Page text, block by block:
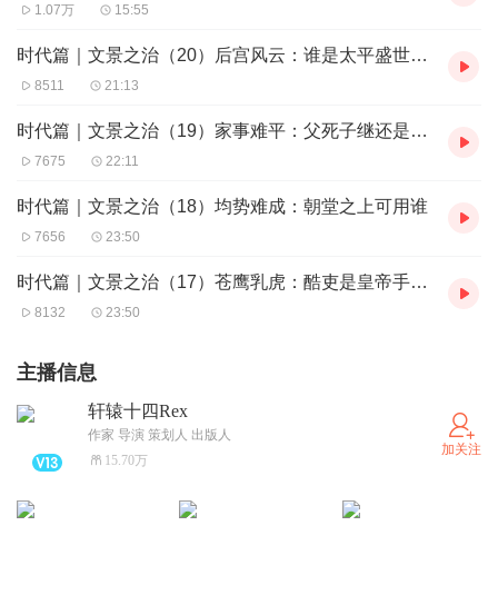
1.07万 15:55
时代篇｜文景之治（20）后宫风云：谁是太平盛世的继承人
8511 21:13
时代篇｜文景之治（19）家事难平：父死子继还是兄终弟
7675 22:11
时代篇｜文景之治（18）均势难成：朝堂之上可用谁
7656 23:50
时代篇｜文景之治（17）苍鹰乳虎：酷吏是皇帝手中一把刀
8132 23:50
主播信息
轩辕十四Rex
作家 导演 策划人 出版人
15.70万
加关注